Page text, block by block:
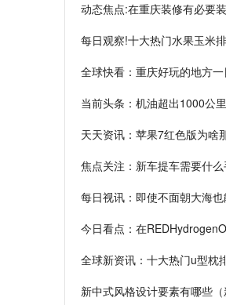
动态焦点:在重庆装修有必要
每日观察!十大热门水果玉米
全球快看：重庆好玩的地方一
当前头条：机油超出1000公
天天资讯：苹果7红色版为啥
焦点关注：新车提车需要什
每日视讯：即使不面朝大海
今日看点：在
全球新资讯：十大热门u型枕
新中式风格设计要素有哪些